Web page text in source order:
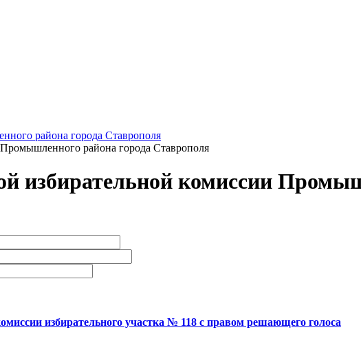
района города Ставрополя
района города Ставрополя
избирательной комиссии
избирательного участка № 118 с правом решающего голоса